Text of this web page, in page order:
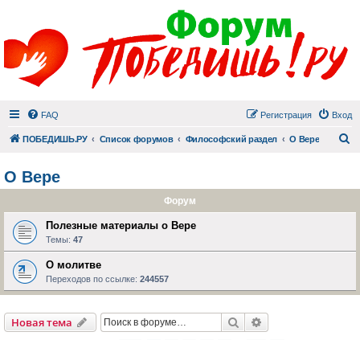
FAQ Вход
Регистрация
ПОБЕДИШЬ.РУ Список форумов Философский раздел О Вере
О Вере
Форум
Полезные материалы о Вере
Темы: 47
О молитве
Переходов по ссылке: 244557
Новая тема Поиск